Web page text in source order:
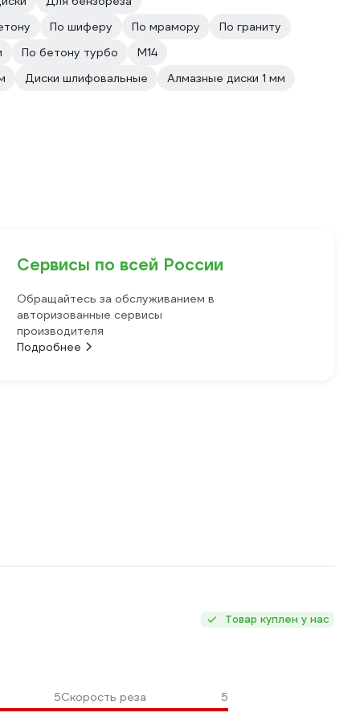
По шиферу По мрамору
По граниту
По бетону турбо
М14
Диски шлифовальные Алмазные диски 1 мм
Сервисы по всей России
Обращайтесь за обслуживанием в
авторизованные сервисы
производителя
Подробнее
Товар куплен у нас
5Скорость реза 5